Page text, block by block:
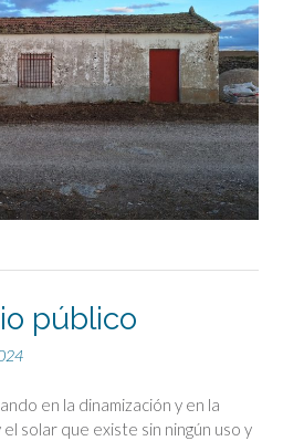
público
en la dinamización y en la
solar que existe sin ningún uso y